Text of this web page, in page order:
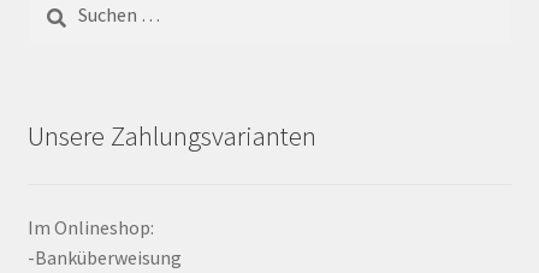
nach:
Unsere Zahlungsvarianten
Im Onlineshop:
-Banküberweisung